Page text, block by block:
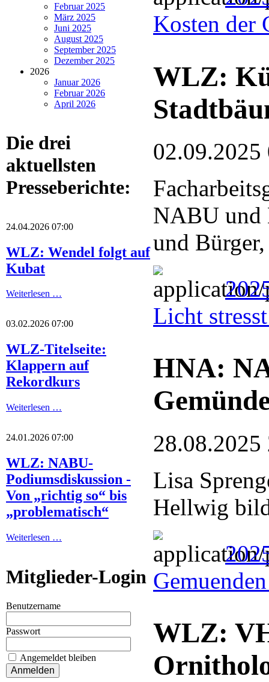
Februar 2025
März 2025
Juni 2025
August 2025
September 2025
Dezember 2025
2026
Januar 2026
Februar 2026
April 2026
Die drei
aktuellsten
Presseberichte:
24.04.2026 07:00
WLZ: Wendel folgt auf
Kubat
Weiterlesen …
03.02.2026 07:00
WLZ-Titelseite:
Klappern auf
Rekordkurs
Weiterlesen …
24.01.2026 07:00
WLZ: NABU-
Podiumsdiskussion -
Von „richtig so“ bis
„problematisch“
Weiterlesen …
Mitglieder-Login
Benutzername
Passwort
Angemeldet bleiben
Kosten der
WLZ:
02.09.2025
NABU und
und Bürger,
Licht
HNA:
28.08.2025
Lisa
Hellwig
WLZ: